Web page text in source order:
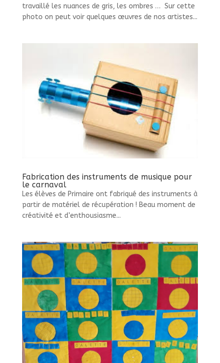
travaillé les nuances de gris, les ombres … Sur cette
photo on peut voir quelques œuvres de nos artistes...
Fabrication des instruments de musique pour
le carnaval
Les élèves de Primaire ont fabriqué des instruments à
partir de matériel de récupération ! Beau moment de
créativité et d’enthousiasme...